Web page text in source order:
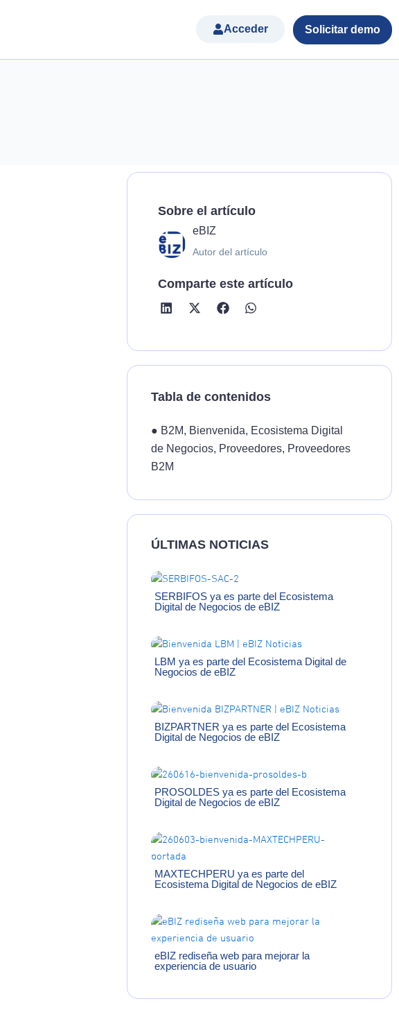
Acceder Solicitar demo
Sobre el artículo
eBIZ
Autor del artículo
Comparte este artículo
Tabla de contenidos
● B2M, Bienvenida, Ecosistema Digital
de Negocios, Proveedores, Proveedores
B2M
ÚLTIMAS NOTICIAS
SERBIFOS ya es parte del Ecosistema
Digital de Negocios de eBIZ
LBM ya es parte del Ecosistema Digital de
Negocios de eBIZ
BIZPARTNER ya es parte del Ecosistema
Digital de Negocios de eBIZ
PROSOLDES ya es parte del Ecosistema
Digital de Negocios de eBIZ
MAXTECHPERU ya es parte del
Ecosistema Digital de Negocios de eBIZ
eBIZ rediseña web para mejorar la
experiencia de usuario